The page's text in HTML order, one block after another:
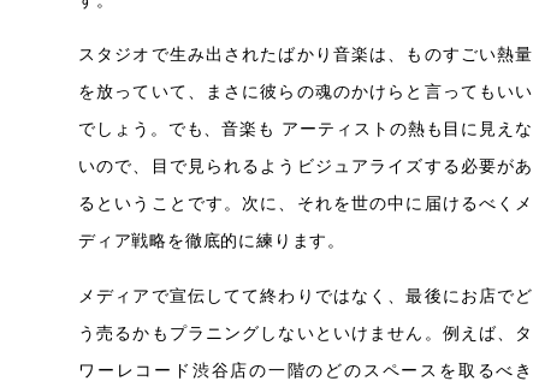
スタジオで生み出されたばかり音楽は、ものすごい熱量
を放っていて、まさに彼らの魂のかけらと言ってもいい
でしょう。でも、音楽も アーティストの熱も目に見えな
いので、目で見られるようビジュアライズする必要があ
るということです。次に、それを世の中に届けるべくメ
ディア戦略を徹底的に練ります。
メディアで宣伝してて終わりではなく、最後にお店でど
う売るかもプラニングしないといけません。例えば、タ
ワーレコード渋谷店の一階のどのスペースを取るべき